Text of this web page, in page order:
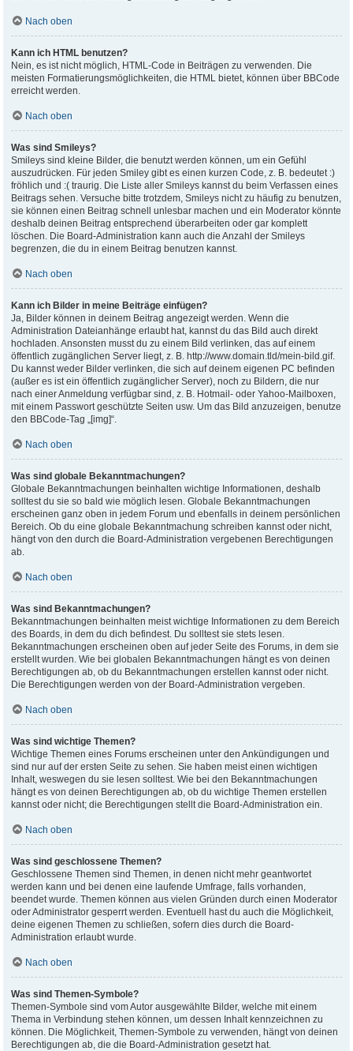
Nach oben
Kann ich HTML benutzen?
Nein, es ist nicht möglich, HTML-Code in Beiträgen zu verwenden. Die
meisten Formatierungsmöglichkeiten, die HTML bietet, können über BBCode
erreicht werden.
Nach oben
Was sind Smileys?
Smileys sind kleine Bilder, die benutzt werden können, um ein Gefühl
auszudrücken. Für jeden Smiley gibt es einen kurzen Code, z. B. bedeutet :)
fröhlich und :( traurig. Die Liste aller Smileys kannst du beim Verfassen eines
Beitrags sehen. Versuche bitte trotzdem, Smileys nicht zu häufig zu benutzen,
sie können einen Beitrag schnell unlesbar machen und ein Moderator könnte
deshalb deinen Beitrag entsprechend überarbeiten oder gar komplett
löschen. Die Board-Administration kann auch die Anzahl der Smileys
begrenzen, die du in einem Beitrag benutzen kannst.
Nach oben
Kann ich Bilder in meine Beiträge einfügen?
Ja, Bilder können in deinem Beitrag angezeigt werden. Wenn die
Administration Dateianhänge erlaubt hat, kannst du das Bild auch direkt
hochladen. Ansonsten musst du zu einem Bild verlinken, das auf einem
öffentlich zugänglichen Server liegt, z. B. http://www.domain.tld/mein-bild.gif.
Du kannst weder Bilder verlinken, die sich auf deinem eigenen PC befinden
(außer es ist ein öffentlich zugänglicher Server), noch zu Bildern, die nur
nach einer Anmeldung verfügbar sind, z. B. Hotmail- oder Yahoo-Mailboxen,
mit einem Passwort geschützte Seiten usw. Um das Bild anzuzeigen, benutze
den BBCode-Tag „[img]“.
Nach oben
Was sind globale Bekanntmachungen?
Globale Bekanntmachungen beinhalten wichtige Informationen, deshalb
solltest du sie so bald wie möglich lesen. Globale Bekanntmachungen
erscheinen ganz oben in jedem Forum und ebenfalls in deinem persönlichen
Bereich. Ob du eine globale Bekanntmachung schreiben kannst oder nicht,
hängt von den durch die Board-Administration vergebenen Berechtigungen
ab.
Nach oben
Was sind Bekanntmachungen?
Bekanntmachungen beinhalten meist wichtige Informationen zu dem Bereich
des Boards, in dem du dich befindest. Du solltest sie stets lesen.
Bekanntmachungen erscheinen oben auf jeder Seite des Forums, in dem sie
erstellt wurden. Wie bei globalen Bekanntmachungen hängt es von deinen
Berechtigungen ab, ob du Bekanntmachungen erstellen kannst oder nicht.
Die Berechtigungen werden von der Board-Administration vergeben.
Nach oben
Was sind wichtige Themen?
Wichtige Themen eines Forums erscheinen unter den Ankündigungen und
sind nur auf der ersten Seite zu sehen. Sie haben meist einen wichtigen
Inhalt, weswegen du sie lesen solltest. Wie bei den Bekanntmachungen
hängt es von deinen Berechtigungen ab, ob du wichtige Themen erstellen
kannst oder nicht; die Berechtigungen stellt die Board-Administration ein.
Nach oben
Was sind geschlossene Themen?
Geschlossene Themen sind Themen, in denen nicht mehr geantwortet
werden kann und bei denen eine laufende Umfrage, falls vorhanden,
beendet wurde. Themen können aus vielen Gründen durch einen Moderator
oder Administrator gesperrt werden. Eventuell hast du auch die Möglichkeit,
deine eigenen Themen zu schließen, sofern dies durch die Board-
Administration erlaubt wurde.
Nach oben
Was sind Themen-Symbole?
Themen-Symbole sind vom Autor ausgewählte Bilder, welche mit einem
Thema in Verbindung stehen können, um dessen Inhalt kennzeichnen zu
können. Die Möglichkeit, Themen-Symbole zu verwenden, hängt von deinen
Berechtigungen ab, die die Board-Administration gesetzt hat.